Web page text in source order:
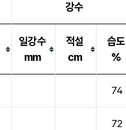
강수
일강수
mm
적설
cm
습도
%
74
72